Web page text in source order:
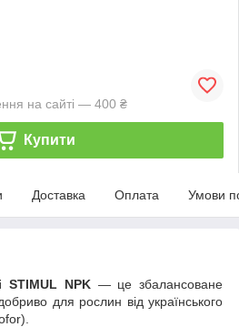
на сайті — 400 ₴
Купити
Доставка Оплата Умови
STIMUL NPK— це збалансоване
для рослин від українського